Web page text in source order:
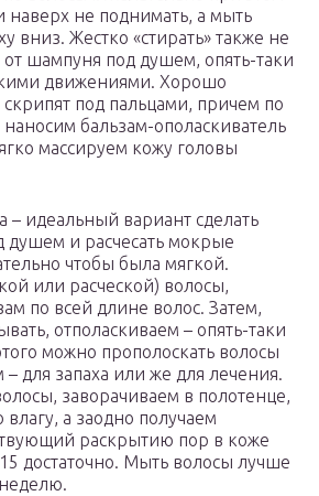
наверх не поднимать, а мыть
вниз. Жестко «стирать» также не
шампуня под душем, опять-таки
движениями. Хорошо
под пальцами, причем по
бальзам-ополаскиватель
массируем кожу головы
– идеальный вариант сделать
душем и расчесать мокрые
чтобы была мягкой.
или расческой) волосы,
по всей длине волос. Затем,
отполаскиваем – опять-таки
можно прополоскать волосы
для запаха или же для лечения.
заворачиваем в полотенце,
а заодно получаем
раскрытию пор в коже
достаточно. Мыть волосы лучше